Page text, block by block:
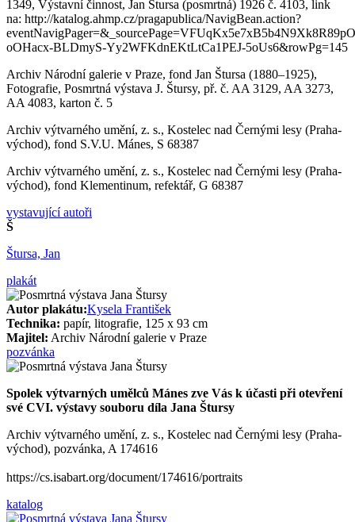
1349, Výstavní činnost, Jan Štursa (posmrtná) 1926 č. 4103, link
na: http://katalog.ahmp.cz/pragapublica/NavigBean.action?
oOHacx-BLDmyS-Yy2WFKdnEKtLtCa1PEJ-5oUs6&rowPg=145
Archiv Národní galerie v Praze, fond Jan Štursa (1880–1925),
Fotografie, Posmrtná výstava J. Štursy, př. č. AA 3129, AA 3273,
AA 4083, karton č. 5
Archiv výtvarného umění, z. s., Kostelec nad Černými lesy (Praha-
východ), fond S.V.U. Mánes, S 68387
Archiv výtvarného umění, z. s., Kostelec nad Černými lesy (Praha-
východ), fond Klementinum, refektář, G 68387
vystavující autoři
Š
Štursa, Jan
plakát
Autor plakátu:Kysela František
Technika: papír, litografie, 125 x 93 cm
Majitel: Archiv Národní galerie v Praze
pozvánka
Spolek výtvarných umělců Mánes zve Vás k účasti při otevření
své CVI. výstavy souboru díla Jana Štursy
Archiv výtvarného umění, z. s., Kostelec nad Černými lesy (Praha-
východ), pozvánka, A 174616
https://cs.isabart.org/document/174616/portraits
katalog